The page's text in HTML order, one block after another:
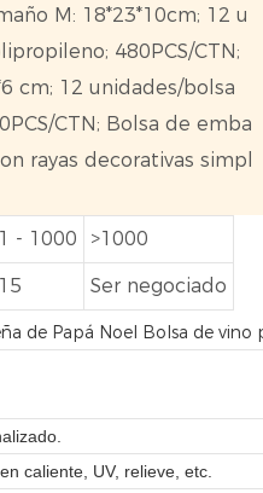
M: 18*23*10cm; 12 u
480PCS/CTN;
cm; 12 unidades/bolsa
CTN; Bolsa de emba
rayas decorativas simpl
1 - 1000 >1000
15 Ser negociado
caliente, UV, relieve, etc.